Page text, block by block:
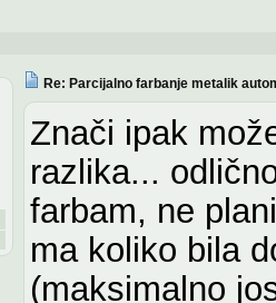
Re: Parcijalno farbanje metalik
Znači ipak
razlika...
farbam, ne
ma koliko bila
(maksimalno